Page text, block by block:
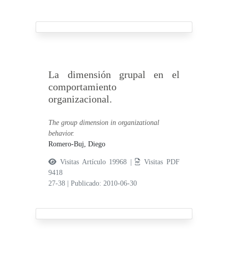
La dimensión grupal en el
comportamiento
organizacional.
The group dimension in organizational
behavior.
Romero-Buj, Diego
Visitas Artículo 19968 |
Visitas PDF
9418
27-38
|Publicado: 2010-06-30